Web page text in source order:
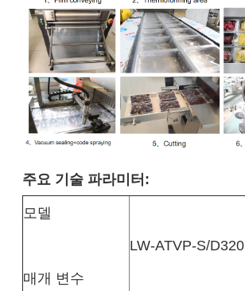
주요 기술 파라미터:
모델
매개 변수
LW-ATVP-S/D320